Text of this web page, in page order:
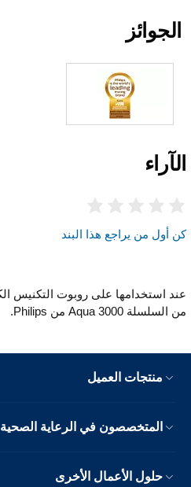
الجوائز
الآراء
كن أول من يراجع هذا البند
من السلسلة 3000 Aqua من Philips.
منتجات العميل
المتخصصون في الرعاية الصحية
حلول الأعمال الأخرى